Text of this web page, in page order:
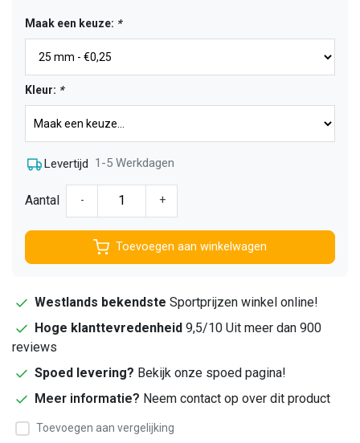
Maak een keuze: *
Kleur: *
Levertijd 1-5 Werkdagen
Aantal - +
Toevoegen aan winkelwagen
Westlands bekendste Sportprijzen winkel online!
Hoge klanttevredenheid 9,5/10 Uit meer dan 900
reviews
Spoed levering? Bekijk onze spoed pagina!
Meer informatie? Neem contact op over dit product
Toevoegen aan vergelijking